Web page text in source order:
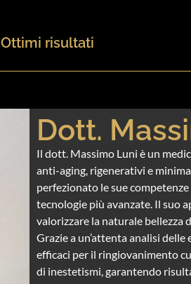
Ottimi risultati
Dott.
Il dott. Massimo Luni è un
anti-aging, rigenerativi e
perfezionato le sue
tecnologie più avanzate. Il suo
valorizzare la naturale bellezza
Grazie a un’attenta analisi
efficaci per il ringiovanimento
di inestetismi, garantendo